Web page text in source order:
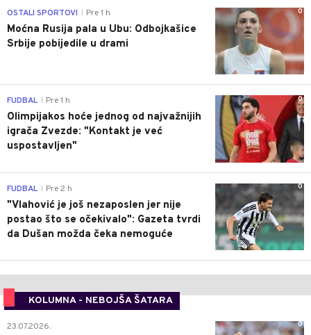
0
OSTALI SPORTOVI Pre 1 h
Moćna Rusija pala u Ubu: Odbojkašice
Srbije pobijedile u drami
0
FUDBAL Pre 1 h
Olimpijakos hoće jednog od najvažnijih
igrača Zvezde: "Kontakt je već
uspostavljen"
0
FUDBAL Pre 2 h
"Vlahović je još nezaposlen jer nije
postao što se očekivalo": Gazeta tvrdi
da Dušan možda čeka nemoguće
KOLUMNA - NEBOJŠA ŠATARA
0
23.07.2026.